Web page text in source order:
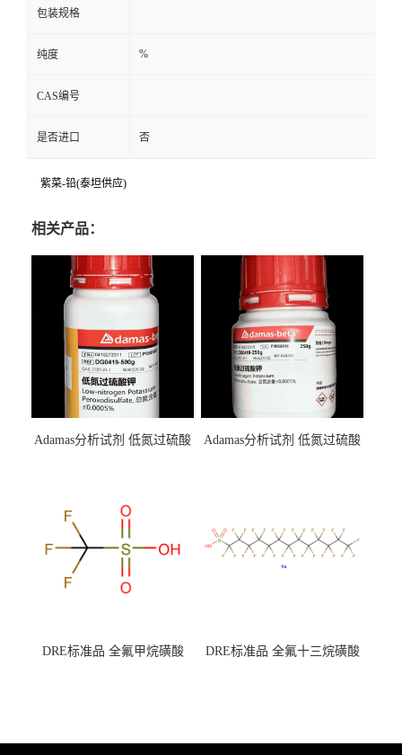
包装规格
纯度 %
CAS编号
是否进口 否
紫菜-铅(泰坦供应)
相关产品：
Adamas分析试剂 低氮过硫酸
（泰坦现货供应）
Adamas分析试剂 低氮过硫酸
DRE标准品 全氟甲烷磺酸
DRE标准品 全氟十三烷磺酸